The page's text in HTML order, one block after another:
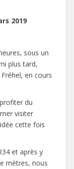
2019
sous un
plus tard,
en cours
du
visiter
cette fois
et après y
mètres, nous